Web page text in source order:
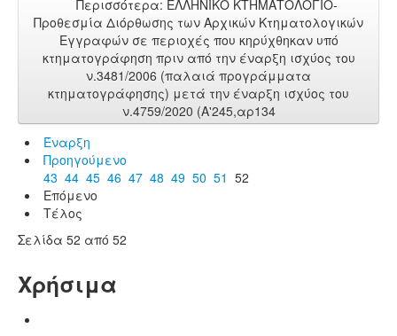
Περισσότερα: ΕΛΛΗΝΙΚΟ ΚΤΗΜΑΤΟΛΟΓΙΟ-
Προθεσμία Διόρθωσης των Αρχικών Κτηματολογικών
Εγγραφών σε περιοχές που κηρύχθηκαν υπό
κτηματογράφηση πριν από την έναρξη ισχύος του
ν.3481/2006 (παλαιά προγράμματα
κτηματογράφησης) μετά την έναρξη ισχύος του
ν.4759/2020 (Α'245,αρ134
Έναρξη
Προηγούμενο
43 44 45 46 47 48 49 50 51 52
Επόμενο
Τέλος
Σελίδα 52 από 52
Χρήσιμα